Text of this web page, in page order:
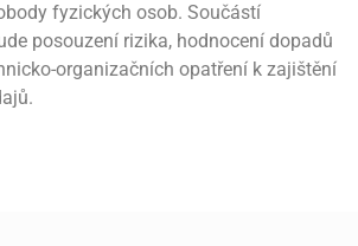
fyzických osob. Součástí
posouzení rizika, hodnocení dopadů
organizačních opatření k zajištění